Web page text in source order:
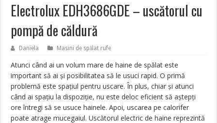
Electrolux EDH3686GDE – uscătorul cu
pompă de căldură
Daniela Masini de spălat rufe
Atunci când ai un volum mare de haine de spălat este
important să ai și posibilitatea să le usuci rapid. O primă
problemă este spațiul pentru uscare. În plus, chiar și atunci
când ai spațiu la dispoziție, nu este deloc eficient să aștepți
ore întregi să se usuce hainele. Apoi, uscarea pe calorifer
poate atrage mucegaiul. Uscătorul electric de haine reprezintă